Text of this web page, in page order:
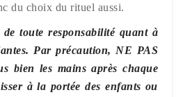
du choix du rituel aussi.
de toute responsabilité quant à
Par précaution, NE PAS
bien les mains après chaque
à la portée des enfants ou